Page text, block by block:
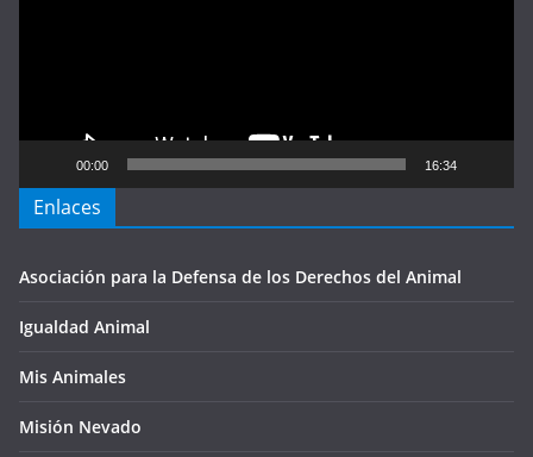
00:00 16:34
Enlaces
Asociación para la Defensa de los Derechos del Animal
Igualdad Animal
Mis Animales
Misión Nevado